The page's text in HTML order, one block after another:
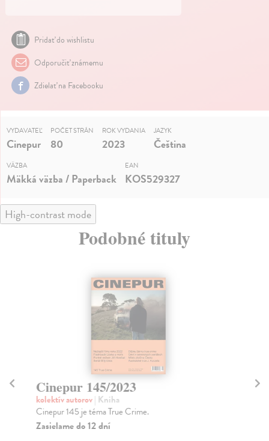
Pridať do wishlistu
Odporučiť známemu
Zdielať na Facebooku
VYDAVATEĽ
Cinepur
POČET STRÁN
80
ROK VYDANIA
2023
JAZYK
Čeština
VÄZBA
Mäkká väzba / Paperback
EAN
KOS529327
High-contrast mode
Podobné tituly
Cinepur 145/2023
kolektív autorov| Kniha
Cinepur 145 je téma True Crime.
Zasielame do 12 dní